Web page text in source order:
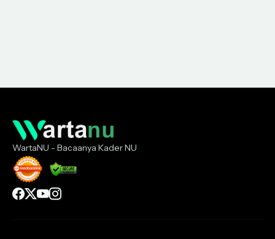
WartaNU - Bacaanya Kader NU